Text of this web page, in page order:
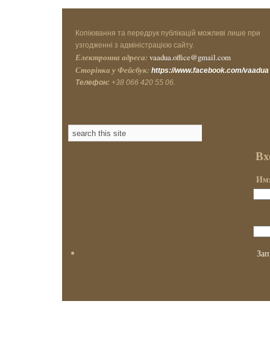
Копіювання та передрук публікацій можливі лише при
узгодженні з адміністрацією сайту.
Електронна адреса: vaadua.office@gmail.com
Сторінка у Фейсбук: https://www.facebook.com/vaadua
Телефон: +38 066 420 55 06.